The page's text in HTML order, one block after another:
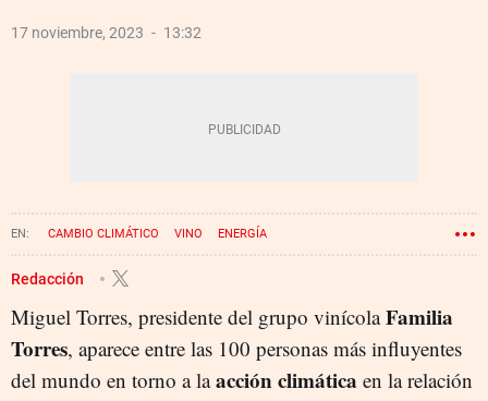
17 noviembre, 2023 13:32
CAMBIO CLIMÁTICO VINO ENERGÍA
Redacción
Miguel Torres, presidente del grupo vinícolaFamilia
Torres, aparece entre las 100 personas más influyentes
del mundo en torno a laacción climática en la relación